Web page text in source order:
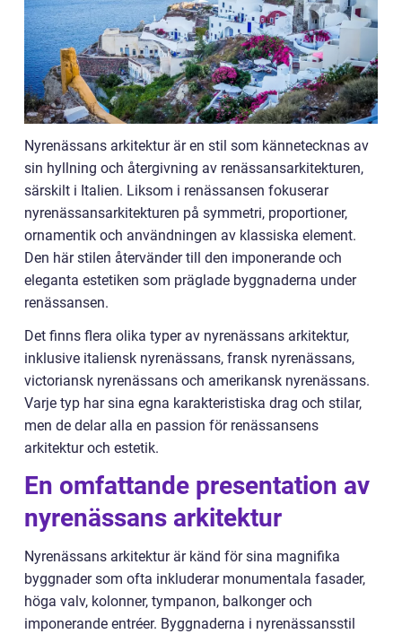
Nyrenässans arkitektur är en stil som kännetecknas av
sin hyllning och återgivning av renässansarkitekturen,
särskilt i Italien. Liksom i renässansen fokuserar
nyrenässansarkitekturen på symmetri, proportioner,
ornamentik och användningen av klassiska element.
Den här stilen återvänder till den imponerande och
eleganta estetiken som präglade byggnaderna under
renässansen.
Det finns flera olika typer av nyrenässans arkitektur,
inklusive italiensk nyrenässans, fransk nyrenässans,
victoriansk nyrenässans och amerikansk nyrenässans.
Varje typ har sina egna karakteristiska drag och stilar,
men de delar alla en passion för renässansens
arkitektur och estetik.
En omfattande presentation av
nyrenässans arkitektur
Nyrenässans arkitektur är känd för sina magnifika
byggnader som ofta inkluderar monumentala fasader,
höga valv, kolonner, tympanon, balkonger och
imponerande entréer. Byggnaderna i nyrenässansstil